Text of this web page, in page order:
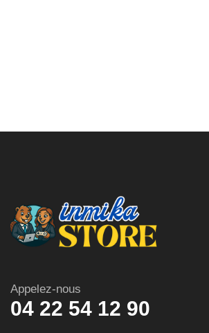
Appelez-nous
04 22 54 12 90